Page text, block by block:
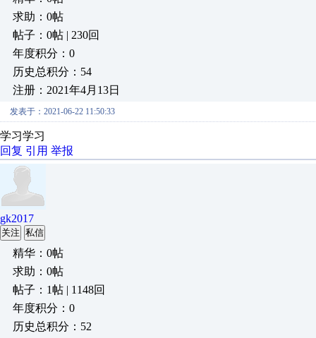
求助：0帖
帖子：0帖 | 230回
年度积分：0
历史总积分：54
注册：2021年4月13日
发表于：2021-06-22 11:50:33
学习学习
回复 引用 举报
gk2017
关注 私信
精华：0帖
求助：0帖
帖子：1帖 | 1148回
年度积分：0
历史总积分：52